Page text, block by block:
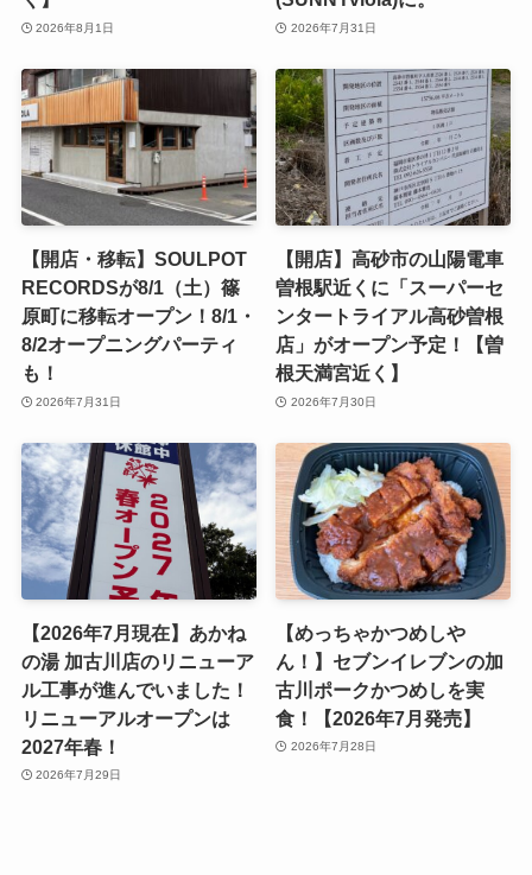
2026年8月1日 2026年7月31日
【開店・移転】SOULPOT
RECORDSが8/1（土）篠
原町に移転オープン！8/1・
8/2オープニングパーティ
も！
2026年7月31日
【開店】高砂市の山陽電車
曽根駅近くに「スーパーセ
ンタートライアル高砂曽根
店」がオープン予定！【曽
根天満宮近く】
2026年7月30日
【2026年7月現在】あかね
の湯 加古川店のリニューア
ル工事が進んでいました！
リニューアルオープンは
2027年春！
2026年7月29日
【めっちゃかつめしや
ん！】セブンイレブンの加
古川ポークかつめしを実
食！【2026年7月発売】
2026年7月28日